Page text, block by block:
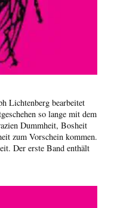
Lichtenberg bearbeitet
so lange mit dem
Dummheit, Bosheit
zum Vorschein kommen.
Der erste Band enthält